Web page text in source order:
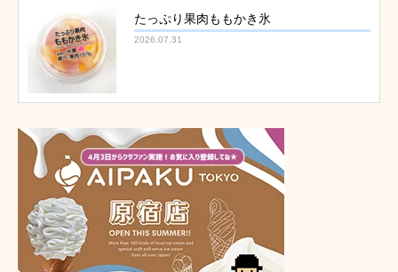
たっぷり果肉ももかき氷
2026.07.31